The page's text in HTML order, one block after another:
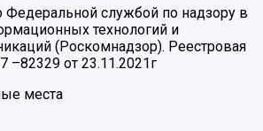
Федеральной службой по надзору в
технологий и
(Роскомнадзор). Реестровая
от 23.11.2021г
места